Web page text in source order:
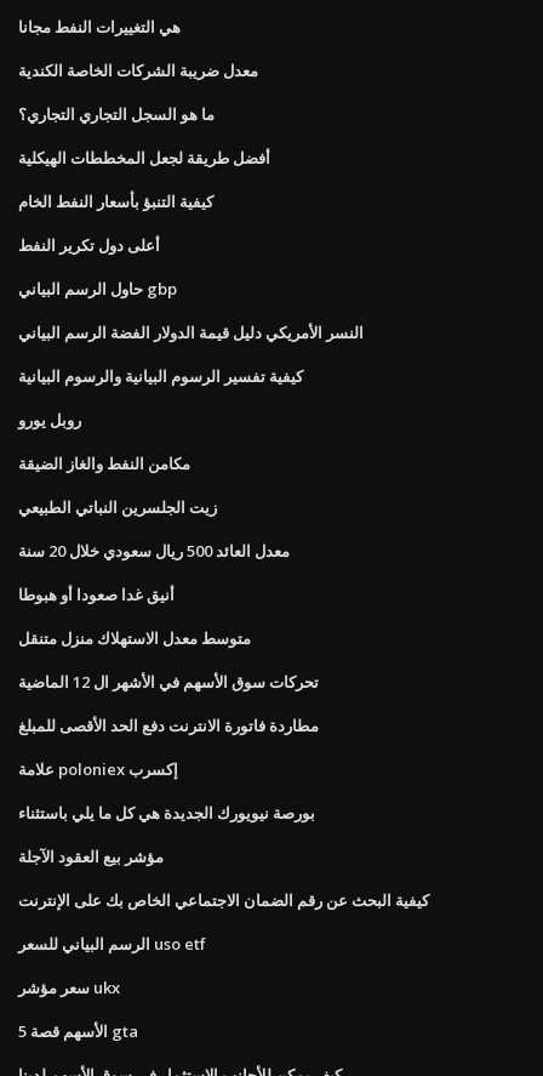
هي التغييرات النفط مجانا
معدل ضريبة الشركات الخاصة الكندية
ما هو السجل التجاري التجاري؟
أفضل طريقة لجعل المخططات الهيكلية
كيفية التنبؤ بأسعار النفط الخام
أعلى دول تكرير النفط
حاول الرسم البياني gbp
النسر الأمريكي دليل قيمة الدولار الفضة الرسم البياني
كيفية تفسير الرسوم البيانية والرسوم البيانية
روبل يورو
مكامن النفط والغاز الضيقة
زيت الجلسرين النباتي الطبيعي
معدل العائد 500 ريال سعودي خلال 20 سنة
أنيق غدا صعودا أو هبوطا
متوسط ​​معدل الاستهلاك منزل متنقل
تحركات سوق الأسهم في الأشهر ال 12 الماضية
مطاردة فاتورة الانترنت دفع الحد الأقصى للمبلغ
علامة poloniex إكسرب
بورصة نيويورك الجديدة هي كل ما يلي باستثناء
مؤشر بيع العقود الآجلة
كيفية البحث عن رقم الضمان الاجتماعي الخاص بك على الإنترنت
الرسم البياني للسعر uso etf
سعر مؤشر ukx
الأسهم قصة 5 gta